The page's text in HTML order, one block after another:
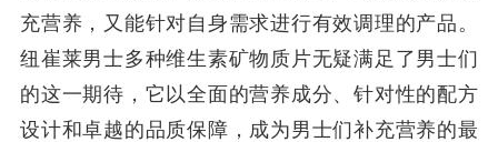
充营养，又能针对自身需求进行有效调理的产品。
纽崔莱男士多种维生素矿物质片无疑满足了男士们
的这一期待，它以全面的营养成分、针对性的配方
设计和卓越的品质保障，成为男士们补充营养的最